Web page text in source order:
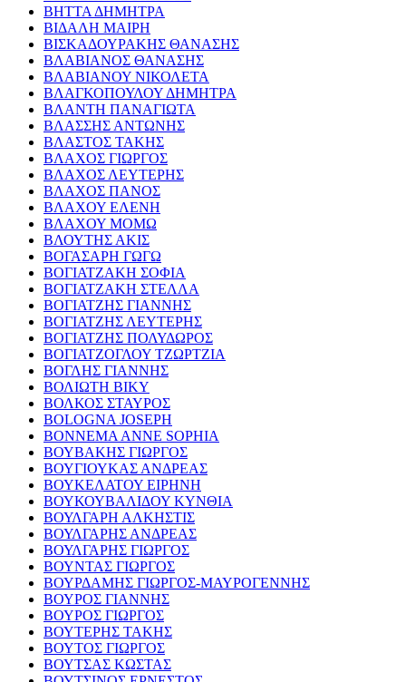
ΒΗΤΤΑ ΔΗΜΗΤΡΑ
ΒΙΔΑΛΗ ΜΑΙΡΗ
ΒΙΣΚΑΔΟΥΡΑΚΗΣ ΘΑΝΑΣΗΣ
ΒΛΑΒΙΑΝΟΣ ΘΑΝΑΣΗΣ
ΒΛΑΒΙΑΝΟΥ ΝΙΚΟΛΕΤΑ
ΒΛΑΓΚΟΠΟΥΛΟΥ ΔΗΜΗΤΡΑ
ΒΛΑΝΤΗ ΠΑΝΑΓΙΩΤΑ
ΒΛΑΣΣΗΣ ΑΝΤΩΝΗΣ
ΒΛΑΣΤΟΣ ΤΑΚΗΣ
ΒΛΑΧΟΣ ΓΙΩΡΓΟΣ
ΒΛΑΧΟΣ ΛΕΥΤΕΡΗΣ
ΒΛΑΧΟΣ ΠΑΝΟΣ
ΒΛΑΧΟΥ ΕΛΕΝΗ
ΒΛΑΧΟΥ ΜΟΜΩ
ΒΛΟΥΤΗΣ ΑΚΙΣ
ΒΟΓΑΣΑΡΗ ΓΩΓΩ
ΒΟΓΙΑΤΖΑΚΗ ΣΟΦΙΑ
ΒΟΓΙΑΤΖΑΚΗ ΣΤΕΛΛΑ
ΒΟΓΙΑΤΖΗΣ ΓΙΑΝΝΗΣ
ΒΟΓΙΑΤΖΗΣ ΛΕΥΤΕΡΗΣ
ΒΟΓΙΑΤΖΗΣ ΠΟΛΥΔΩΡΟΣ
ΒΟΓΙΑΤΖΟΓΛΟΥ ΤΖΩΡΤΖΙΑ
ΒΟΓΛΗΣ ΓΙΑΝΝΗΣ
ΒΟΛΙΩΤΗ ΒΙΚΥ
ΒΟΛΚΟΣ ΣΤΑΥΡΟΣ
BOLOGNA JOSEPH
BONNEMA ANNE SOPHIA
ΒΟΥΒΑΚΗΣ ΓΙΩΡΓΟΣ
ΒΟΥΓΙΟΥΚΑΣ ΑΝΔΡΕΑΣ
ΒΟΥΚΕΛΑΤΟΥ ΕΙΡΗΝΗ
ΒΟΥΚΟΥΒΑΛΙΔΟΥ ΚΥΝΘΙΑ
ΒΟΥΛΓΑΡΗ ΑΛΚΗΣΤΙΣ
ΒΟΥΛΓΑΡΗΣ ΑΝΔΡΕΑΣ
ΒΟΥΛΓΑΡΗΣ ΓΙΩΡΓΟΣ
ΒΟΥΝΤΑΣ ΓΙΩΡΓΟΣ
ΒΟΥΡΔΑΜΗΣ ΓΙΩΡΓΟΣ-ΜΑΥΡΟΓΕΝΝΗΣ
ΒΟΥΡΟΣ ΓΙΑΝΝΗΣ
ΒΟΥΡΟΣ ΓΙΩΡΓΟΣ
ΒΟΥΤΕΡΗΣ ΤΑΚΗΣ
ΒΟΥΤΟΣ ΓΙΩΡΓΟΣ
ΒΟΥΤΣΑΣ ΚΩΣΤΑΣ